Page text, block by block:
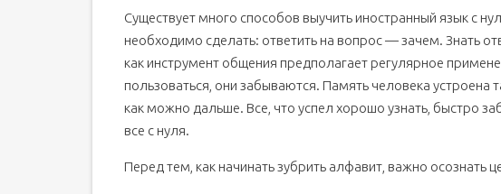
Разговорный английский в домашних условиях — это вам не
Самоучитель по английскому
Система самоучителя по английскому
Комментарии
Существует много способов выучить иностранный язык с
необходимо сделать: ответить на вопрос — зачем. Знать
как инструмент общения предполагает регулярное
пользоваться, они забываются. Память человека устроена
как можно дальше. Все, что успел хорошо узнать, быстро
все с нуля.
Перед тем, как начинать зубрить алфавит, важно осознать